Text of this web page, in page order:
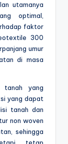
utamanya
optimal,
faktor
300
umur
di masa
tanah yang
yang dapat
tanah dan
non woven
sehingga
tetap